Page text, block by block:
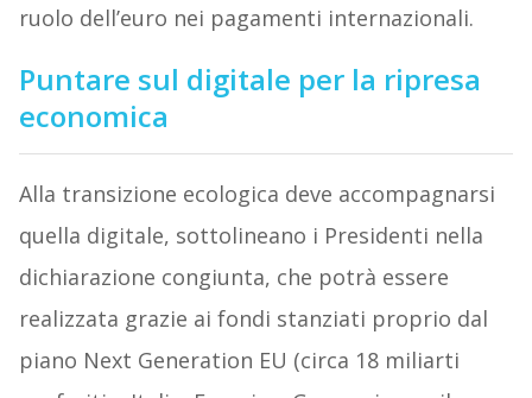
ruolo dell’euro nei pagamenti internazionali.
Puntare sul digitale per la ripresa
economica
Alla transizione ecologica deve accompagnarsi
quella digitale, sottolineano i Presidenti nella
dichiarazione congiunta, che potrà essere
realizzata grazie ai fondi stanziati proprio dal
piano Next Generation EU (circa 18 miliarti